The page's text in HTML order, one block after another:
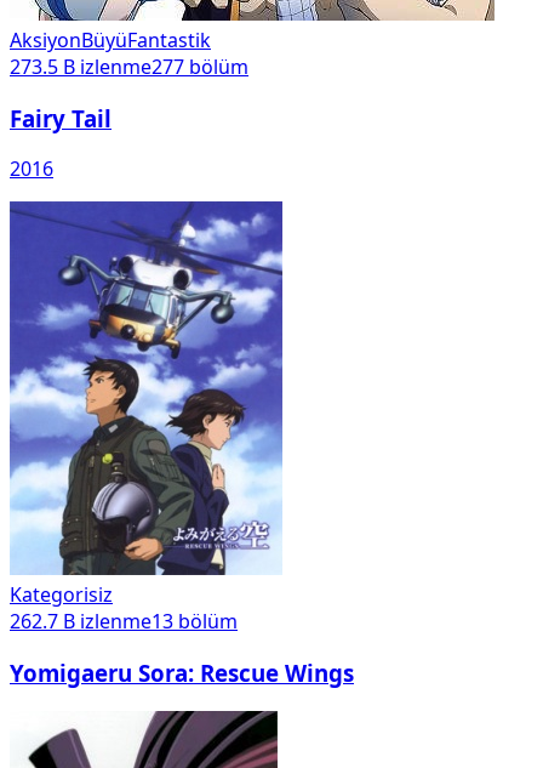
AksiyonBüyüFantastik
273.5 B izlenme277 bölüm
Fairy Tail
2016
Kategorisiz
262.7 B izlenme13 bölüm
Yomigaeru Sora: Rescue Wings